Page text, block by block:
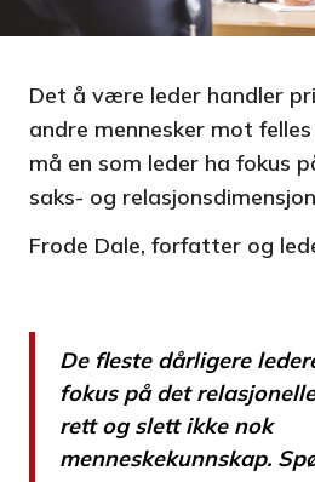
Det å være leder handler
andre mennesker mot
må en som leder ha fokus
saks- og
Frode Dale, forfatter og
De fleste dårligere
fokus på det
rett og slett ikke nok
menneskekunnskap.